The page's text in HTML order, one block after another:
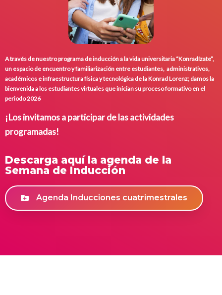
A través de nuestro programa de inducción a la vida universitaria “Konradízate”,
un espacio de encuentro y familiarización entre estudiantes, administrativos,
académicos e infraestructura física y tecnológica de la Konrad Lorenz; damos la
bienvenida a los estudiantes virtuales que inician su proceso formativo en el
periodo 2026
¡Los invitamos a participar de las actividades
programadas!
Descarga aquí la agenda de la
Semana de Inducción
Agenda Inducciones cuatrimestrales